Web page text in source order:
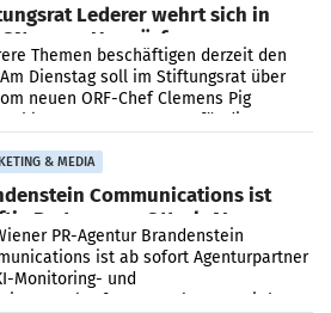
Lederer wehrt sich in
SN gegen Vorwürfe
Themen beschäftigen derzeit den
Am Dienstag soll im Stiftungsrat über
neuen ORF-Chef Clemens Pig
Besetzungen für die
& MEDIA
Communications ist
Partner von OtterlyAI
PR-Agentur Brandenstein
ist ab sofort Agenturpartner
Monitoring- und
OtterlyAI. Damit baut